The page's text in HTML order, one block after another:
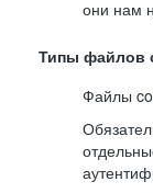
они нам
Типы файлов
Файлы